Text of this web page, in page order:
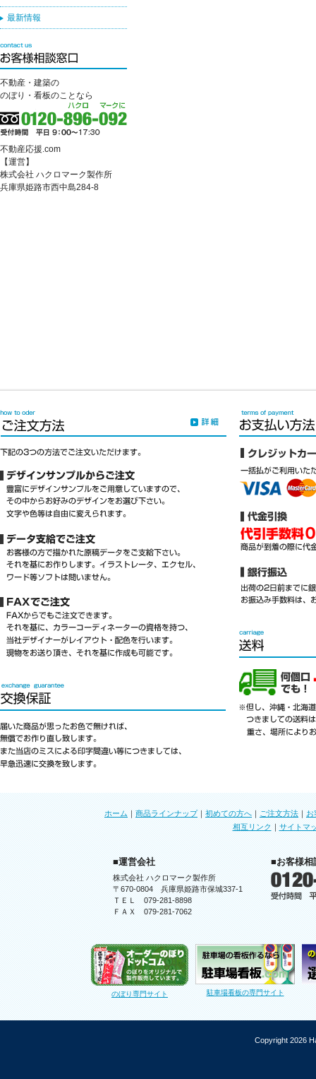
最新情報
不動産・建築の
のぼり・看板のことなら
不動産応援.com
【運営】
株式会社 ハクロマーク製作所
兵庫県姫路市西中島284-8
ホーム ｜ 商品ラインナップ｜ 初めての方へ ｜ ご注文方法 ｜ お
相互リンク ｜ サイトマ
■運営会社
株式会社 ハクロマーク製作所
〒670-0804 兵庫県姫路市保城337-1
ＴＥＬ 079-281-8898
ＦＡＸ 079-281-7062
■お客様相
のぼり専門サイト 駐車場看板の専門サイト
Copyright 2026